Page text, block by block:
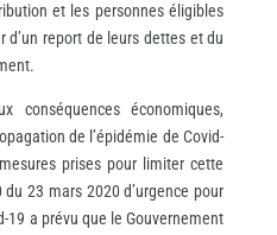
et les personnes éligibles
report de leurs dettes et du
économiques,
de l’épidémie de Covid-
prises pour limiter cette
23 mars 2020 d’urgence pour
19 a prévu que le Gouvernement